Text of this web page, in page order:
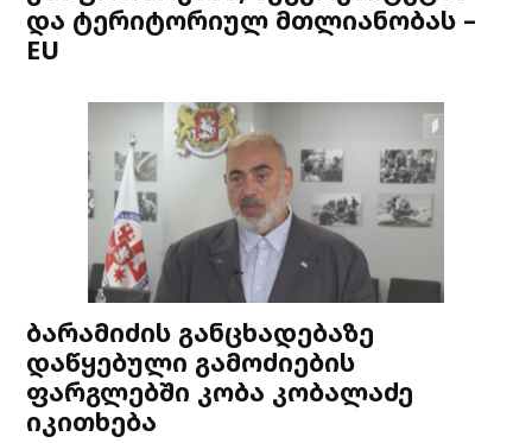
და ტერიტორიულ მთლიანობას –
EU
ბარამიძის განცხადებაზე
დაწყებული გამოძიების
ფარგლებში კობა კობალაძე
იკითხება